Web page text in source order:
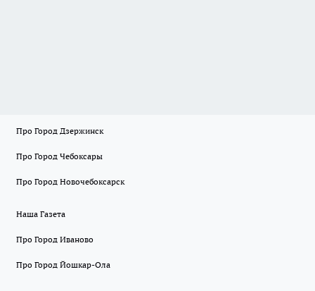
Про Город Дзержинск
Про Город Чебоксары
Про Город Новочебоксарск
Наша Газета
Про Город Иваново
Про Город Йошкар-Ола